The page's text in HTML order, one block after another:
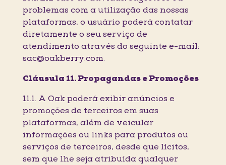
problemas com a utilização das nossas
plataformas, o usuário poderá contatar
diretamente o seu serviço de
atendimento através do seguinte e-mail:
sac@oakberry.com.
Cláusula 11. Propagandas e Promoções
11.1. A Oak poderá exibir anúncios e
promoções de terceiros em suas
plataformas, além de veicular
informações ou links para produtos ou
serviços de terceiros, desde que lícitos,
sem que lhe seja atribuída qualquer